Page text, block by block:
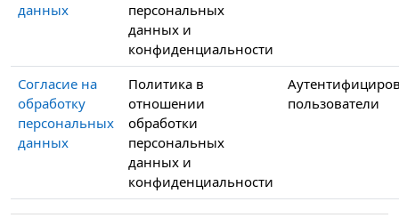
данных
персональных
данных и
конфиденциальности
Согласие на
обработку
персональных
данных
Политика в
отношении
обработки
персональных
данных и
конфиденциальности
пользователи